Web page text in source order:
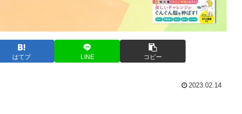
はてブ LINE コピー
2023.02.14